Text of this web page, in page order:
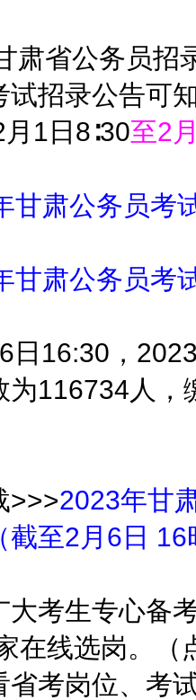
省公务员招
试招录公告可
1日8∶30至2
甘肃公务员考
甘肃公务员考
16:30，2023
为116734人
2023年甘
截至2月6日 16
大考生专心备
在线选岗。（
省考岗位、考